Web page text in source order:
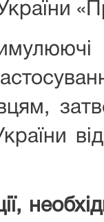
України